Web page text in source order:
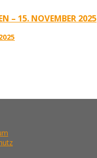
– 15. NOVEMBER 2025